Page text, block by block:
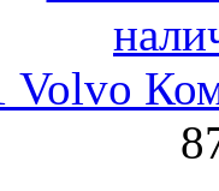
Volvo